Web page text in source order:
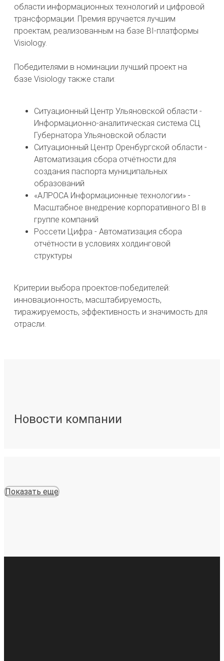
области информационных технологий и цифровой
трансформации. Премия вручается лучшим
проектам, реализованным на базе BI-платформы
Visiology.
Победителями в номинации лучший проект на
базе Visiology также стали:
Ситуационный Центр Ульяновской области -
Информационно-аналитическая система СЦ
Губернатора Ульяновской области
Ситуационный Центр Оренбургской области -
Автоматизация сбора отчётности для
создания паспорта муниципальных
образований
«АЛРОСА Информационные технологии» -
Масштабное внедрение корпоративного BI в
группе компаний
Россети Цифра - Автоматизация сбора
отчётности в условиях холдинговой
структуры
Критерии выбора проектов-победителей:
инновационность, масштабируемость,
тиражируемость, эффективность и значимость для
отрасли.
Новости компании
Показать еще